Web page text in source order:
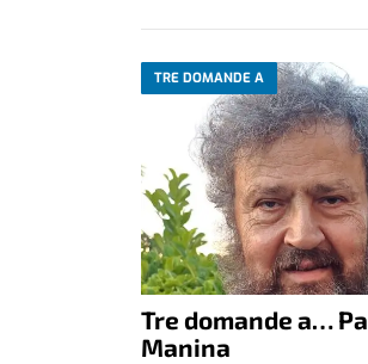
TRE DOMANDE A
Tre domande a…
Manina